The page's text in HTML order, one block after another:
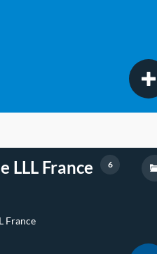
LLL France 6
France